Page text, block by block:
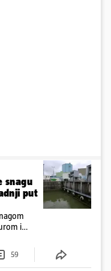
snagu
put
i
dana.
59